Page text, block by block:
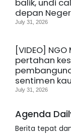
balik, undi
depan
July 31, 2026
[VIDEO]
pertahan
sentimen
July 31, 2026
Agenda
Berita tepat